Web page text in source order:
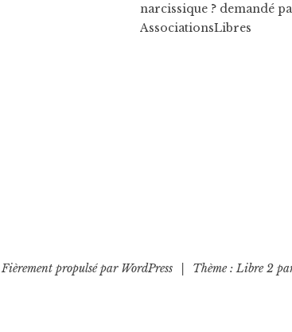
narcissique ? demandé
AssociationsLibres
Fièrement propulsé par WordPress Thème : Libre 2